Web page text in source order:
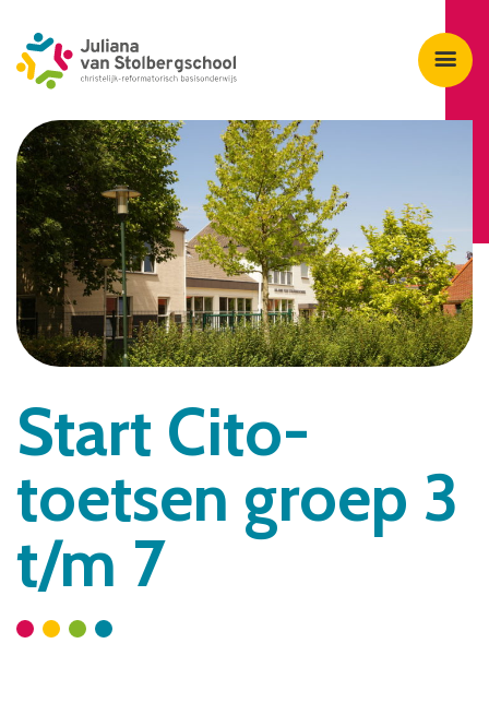
Start Cito-
toetsen groep 3
t/m 7